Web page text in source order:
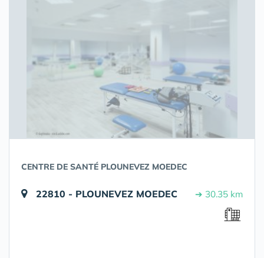
CENTRE DE SANTÉ PLOUNEVEZ MOEDEC
22810 - PLOUNEVEZ MOEDEC ➔ 30.35 km